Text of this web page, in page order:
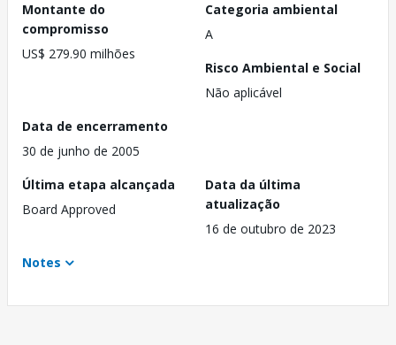
Montante do
compromisso
US$ 279.90 milhões
Categoria ambiental
A
Risco Ambiental e Social
Não aplicável
Data de encerramento
30 de junho de 2005
Última etapa alcançada
Board Approved
Data da última
atualização
16 de outubro de 2023
Notes